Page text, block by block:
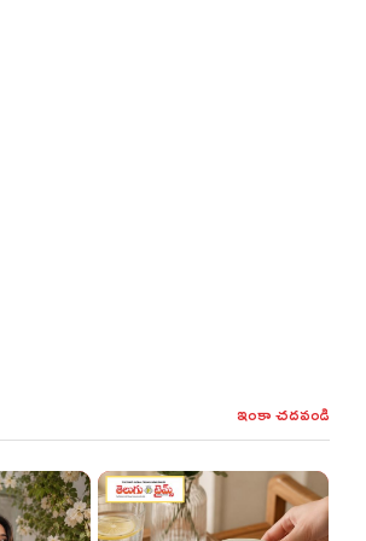
ఇంకా చదవండి